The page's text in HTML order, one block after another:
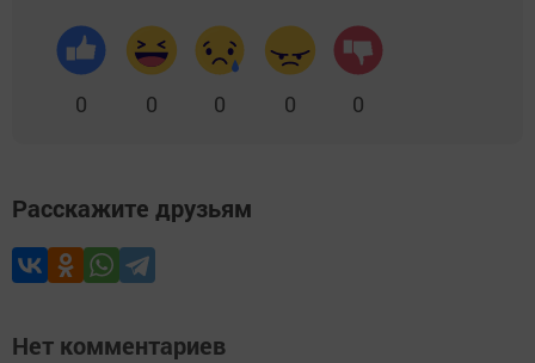
0 0 0 0 0
Расскажите друзьям
Нет комментариев